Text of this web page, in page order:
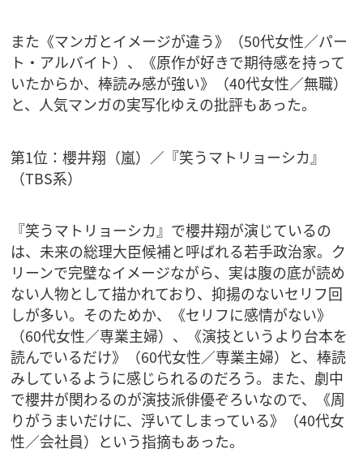
また《マンガとイメージが違う》（50代女性／パー
ト・アルバイト）、《原作が好きで期待感を持って
いたからか、棒読み感が強い》（40代女性／無職）
と、人気マンガの実写化ゆえの批評もあった。
第1位：櫻井翔（嵐）／『笑うマトリョーシカ』
（TBS系）
『笑うマトリョーシカ』で櫻井翔が演じているの
は、未来の総理大臣候補と呼ばれる若手政治家。ク
リーンで完璧なイメージながら、実は腹の底が読め
ない人物として描かれており、抑揚のないセリフ回
しが多い。そのためか、《セリフに感情がない》
（60代女性／専業主婦）、《演技というより台本を
読んでいるだけ》（60代女性／専業主婦）と、棒読
みしているように感じられるのだろう。また、劇中
で櫻井が関わるのが演技派俳優ぞろいなので、《周
りがうまいだけに、浮いてしまっている》（40代女
性／会社員）という指摘もあった。